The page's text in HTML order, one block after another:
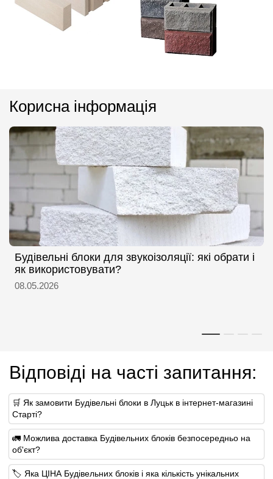
Корисна інформація
Будівельні блоки для звукоізоляції: які обрати і
як використовувати?
08.05.2026
Відповіді на часті запитання:
🛒 Як замовити Будівельні блоки в Луцьк в інтернет-магазині
Старті?
🚛 Можлива доставка Будівельних блоків безпосередньо на
об'єкт?
🏷 Яка ЦІНА Будівельних блоків і яка кількість унікальних